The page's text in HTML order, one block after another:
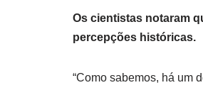
Os cientistas notaram
percepções históricas.
“Como sabemos, há um